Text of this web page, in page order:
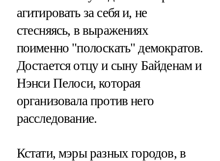
агитировать за себя и, не
стесняясь, в выражениях
поименно "полоскать" демократов.
Достается отцу и сыну Байденам и
Нэнси Пелоси, которая
организовала против него
расследование.
Кстати, мэры разных городов, в